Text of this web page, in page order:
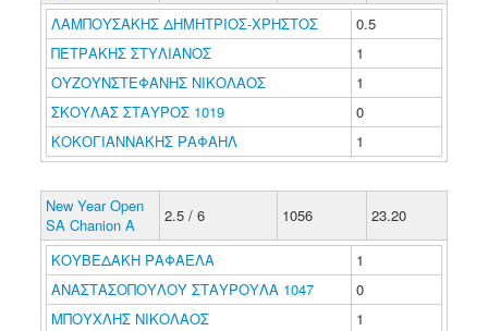
ΛΑΜΠΟΥΣΑΚΗΣ ΔΗΜΗΤΡΙΟΣ-ΧΡΗΣΤΟΣ
0.5
ΠΕΤΡΑΚΗΣ ΣΤΥΛΙΑΝΟΣ
1
ΟΥΖΟΥΝΣΤΕΦΑΝΗΣ ΝΙΚΟΛΑΟΣ
1
ΣΚΟΥΛΑΣ ΣΤΑΥΡΟΣ 1019
0
ΚΟΚΟΓΙΑΝΝΑΚΗΣ ΡΑΦΑΗΛ
1
New Year Open
SA Chanion Α
2.5 / 6 1056 23.20
ΚΟΥΒΕΔΑΚΗ ΡΑΦΑΕΛΑ
1
ΑΝΑΣΤΑΣΟΠΟΥΛΟΥ ΣΤΑΥΡΟΥΛΑ 1047
0
ΜΠΟΥΧΛΗΣ ΝΙΚΟΛΑΟΣ
1